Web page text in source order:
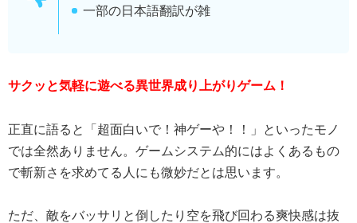
一部の日本語翻訳が雑
サクッと気軽に遊べる異世界成り上がりゲーム！
正直に語ると「超面白いで！神ゲーや！！」といったモノ
では全然ありません。ゲームシステム的にはよくあるもの
で斬新さを求めてる人にも微妙だとは思います。
ただ、敵をバッサリと倒したり空を飛び回わる爽快感は抜